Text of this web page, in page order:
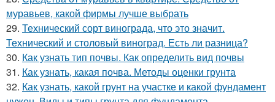
муравьев, какой фирмы лучше выбрать
29. Технический сорт винограда, что это значит.
Технический и столовый виноград. Есть ли разница?
30. Как узнать тип почвы. Как определить вид почвы
31. Как узнать, какая почва. Методы оценки грунта
32. Как узнать, какой грунт на участке и какой фундамент